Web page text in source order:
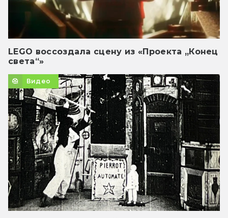
LEGO воссоздала сцену из «Проекта „Конец
света“»
Видео